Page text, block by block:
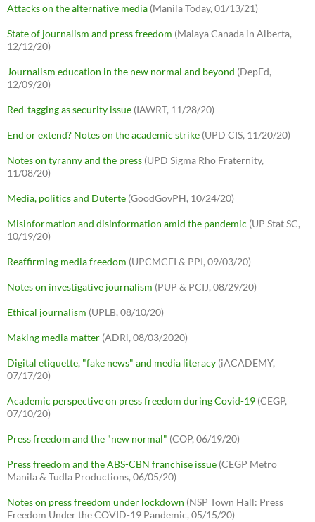
Attacks on the alternative media (Manila Today, 01/13/21)
State of journalism and press freedom (Malaya Canada in Alberta,
12/12/20)
Journalism education in the new normal and beyond (DepEd,
12/09/20)
Red-tagging as security issue (IAWRT, 11/28/20)
End or extend? Notes on the academic strike (UPD CIS, 11/20/20)
Notes on tyranny and the press (UPD Sigma Rho Fraternity,
11/08/20)
Media, politics and Duterte (GoodGovPH, 10/24/20)
Misinformation and disinformation amid the pandemic (UP Stat SC,
10/19/20)
Reaffirming media freedom (UPCMCFI & PPI, 09/03/20)
Notes on investigative journalism (PUP & PCIJ, 08/29/20)
Ethical journalism (UPLB, 08/10/20)
Making media matter (ADRi, 08/03/2020)
Digital etiquette, "fake news" and media literacy (iACADEMY,
07/17/20)
Academic perspective on press freedom during Covid-19 (CEGP,
07/10/20)
Press freedom and the "new normal" (COP, 06/19/20)
Press freedom and the ABS-CBN franchise issue (CEGP Metro
Manila & Tudla Productions, 06/05/20)
Notes on press freedom under lockdown (NSP Town Hall: Press
Freedom Under the COVID-19 Pandemic, 05/15/20)